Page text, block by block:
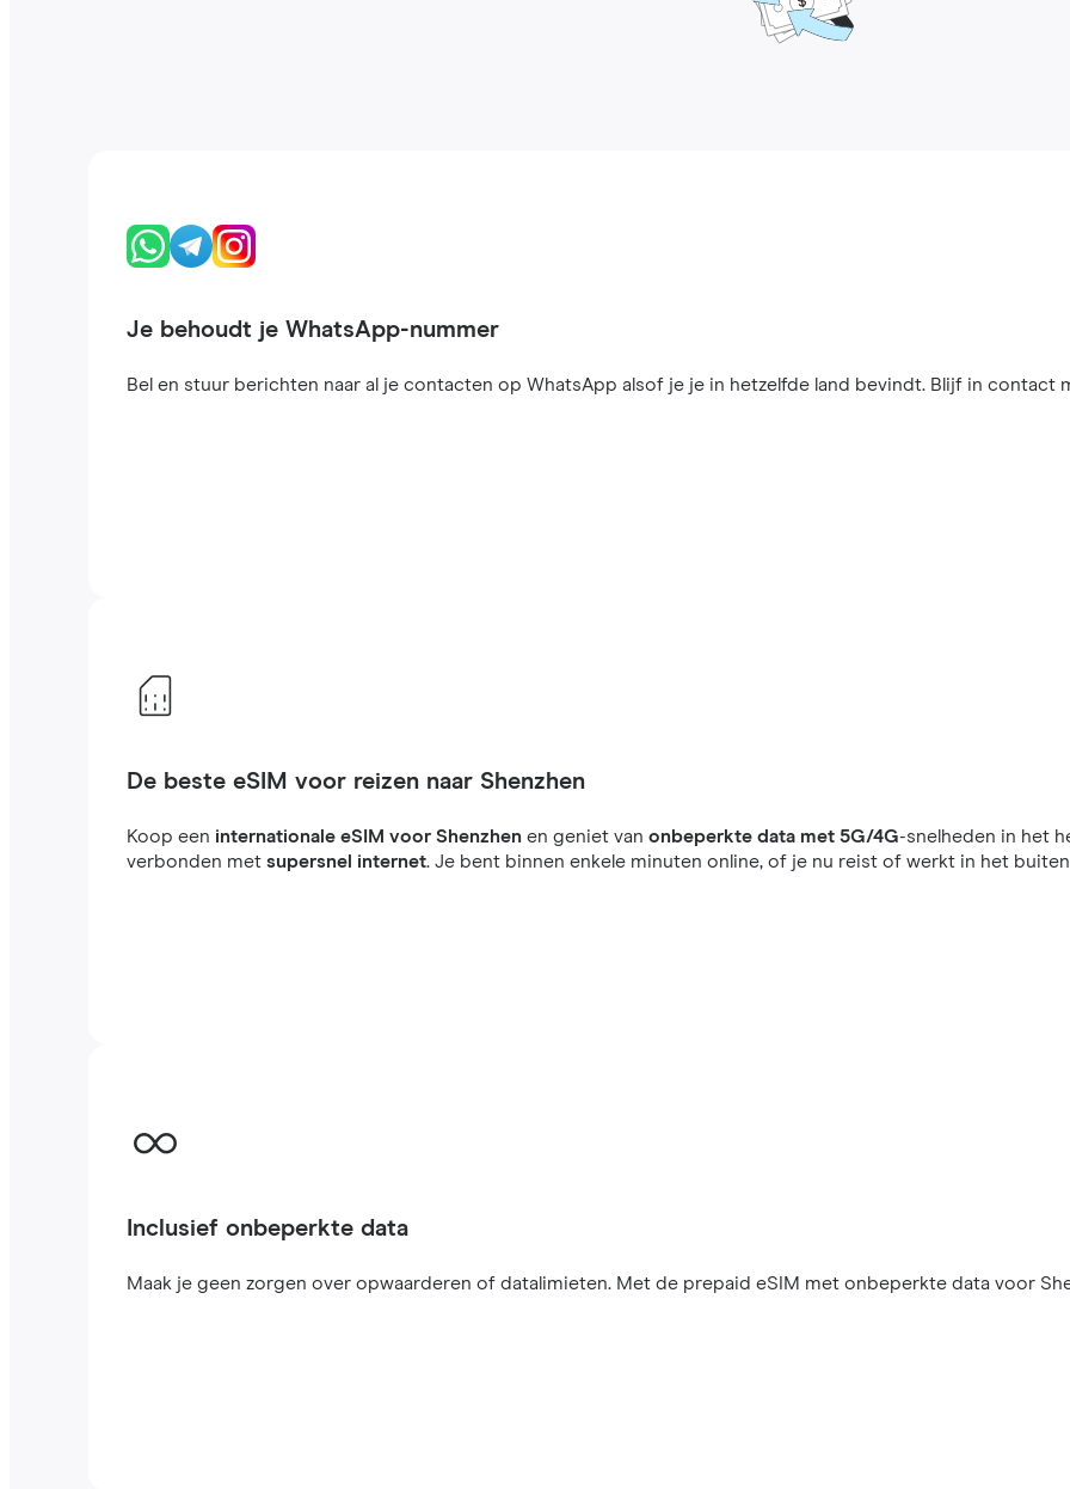
Je behoudt je WhatsApp-nummer
Bel en stuur berichten naar al je contacten op WhatsApp alsof je je in hetzelfde land bevindt. Blijf in contact
De beste eSIM voor reizen naar Shenzhen
Koop een internationale eSIM voor Shenzhen en geniet vanonbeperkte data met 5G/4G-snelheden in het
verbonden metsupersnel internet. Je bent binnen enkele minuten online, of je nu reist of werkt in het
Inclusief onbeperkte data
Maak je geen zorgen over opwaarderen of datalimieten. Met de prepaid eSIM met onbeperkte data voor